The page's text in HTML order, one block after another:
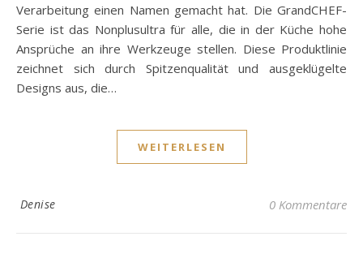
Verarbeitung einen Namen gemacht hat. Die GrandCHEF-
Serie ist das Nonplusultra für alle, die in der Küche hohe
Ansprüche an ihre Werkzeuge stellen. Diese Produktlinie
zeichnet sich durch Spitzenqualität und ausgeklügelte
Designs aus, die…
WEITERLESEN
Denise 0 Kommentare